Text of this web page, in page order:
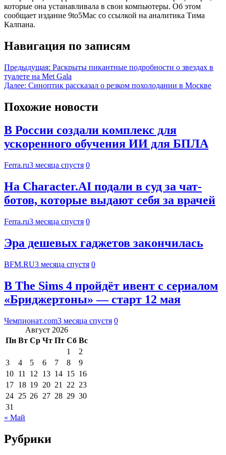
которые она устанавливала в свои компьютеры. Об этом
сообщает издание 9to5Mac со ссылкой на аналитика Тима
Калпана.
Навигация по записям
Предыдущая: Раскрыты пикантные подробности о звездах в
туалете на Met Gala
Далее: Синоптик рассказал о резком похолодании в Москве
Похожие новости
В России создали комплекс для
ускоренного обучения ИИ для БПЛА
Ferra.ru3 месяца спустя 0
На Character.AI подали в суд за чат-
ботов, которые выдают себя за врачей
Ferra.ru3 месяца спустя 0
Эра дешевых гаджетов закончилась
BFM.RU3 месяца спустя 0
В The Sims 4 пройдёт ивент с сериалом
«Бриджертоны» — старт 12 мая
Чемпионат.com3 месяца спустя 0
Август 2026
Пн Вт Ср Чт Пт Сб Вс
1
2
3
4 5 6 7 8
9
10 11 12 13 14 15 16
17 18 19 20 21 22 23
24 25 26 27 28 29 30
31
« Май
Рубрики